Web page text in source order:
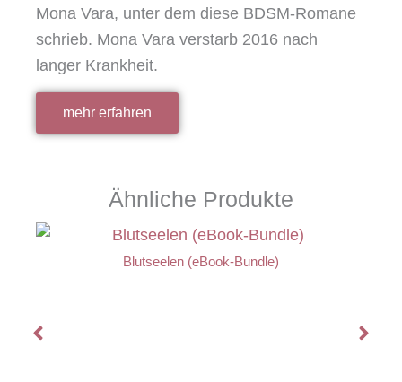
Mona Vara, unter dem diese BDSM-Romane
schrieb. Mona Vara verstarb 2016 nach
langer Krankheit.
mehr erfahren
Ähnliche Produkte
Blutseelen (eBook-Bundle)